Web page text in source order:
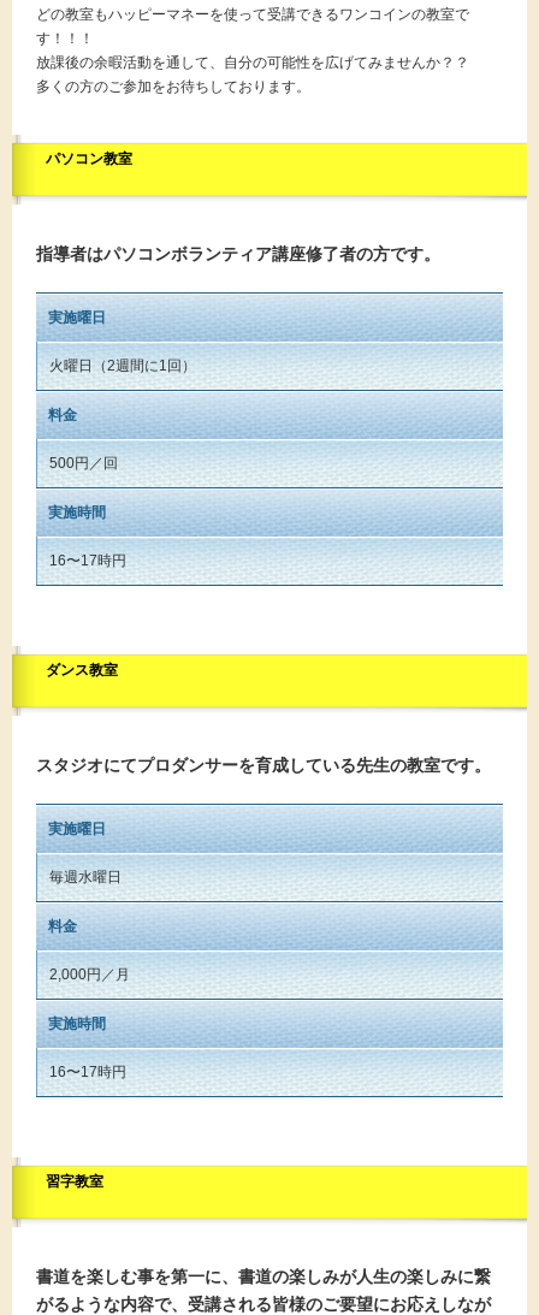
どの教室もハッピーマネーを使って受講できるワンコインの教室で
す！！！
放課後の余暇活動を通して、自分の可能性を広げてみませんか？？
多くの方のご参加をお待ちしております。
パソコン教室
指導者はパソコンボランティア講座修了者の方です。
実施曜日
火曜日（2週間に1回）
料金
500円／回
実施時間
16〜17時円
ダンス教室
スタジオにてプロダンサーを育成している先生の教室です。
実施曜日
毎週水曜日
料金
2,000円／月
実施時間
16〜17時円
習字教室
書道を楽しむ事を第一に、書道の楽しみが人生の楽しみに繋
がるような内容で、受講される皆様のご要望にお応えしなが